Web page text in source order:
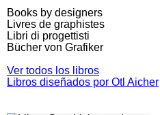
Books by designers
Livres de graphistes
Libri di progettisti
Bücher von Grafiker
Ver todos los libros
Libros diseñados por Otl Aicher